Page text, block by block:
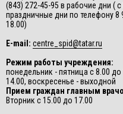
(843) 272-45-95 в рабочие дни (
праздничные дни по телефону 8
18.00)
E-mail: centre_spid@tatar.ru
Режим работы учреждения:
понедельник - пятница с 8.00
14.00, воскресенье - выходной
Прием граждан главным
Вторник с 15.00 до 17.00